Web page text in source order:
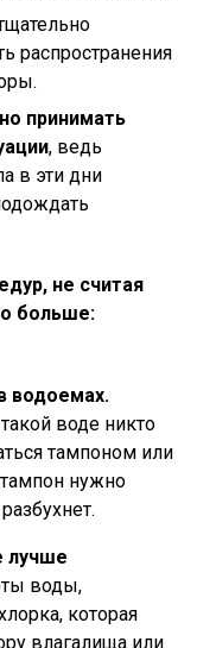
распространения
принимать
, ведь
в эти дни
не считая
больше:
водоемах.
воде никто
тампоном или
нужно
лучше
воды,
которая
влагалища или